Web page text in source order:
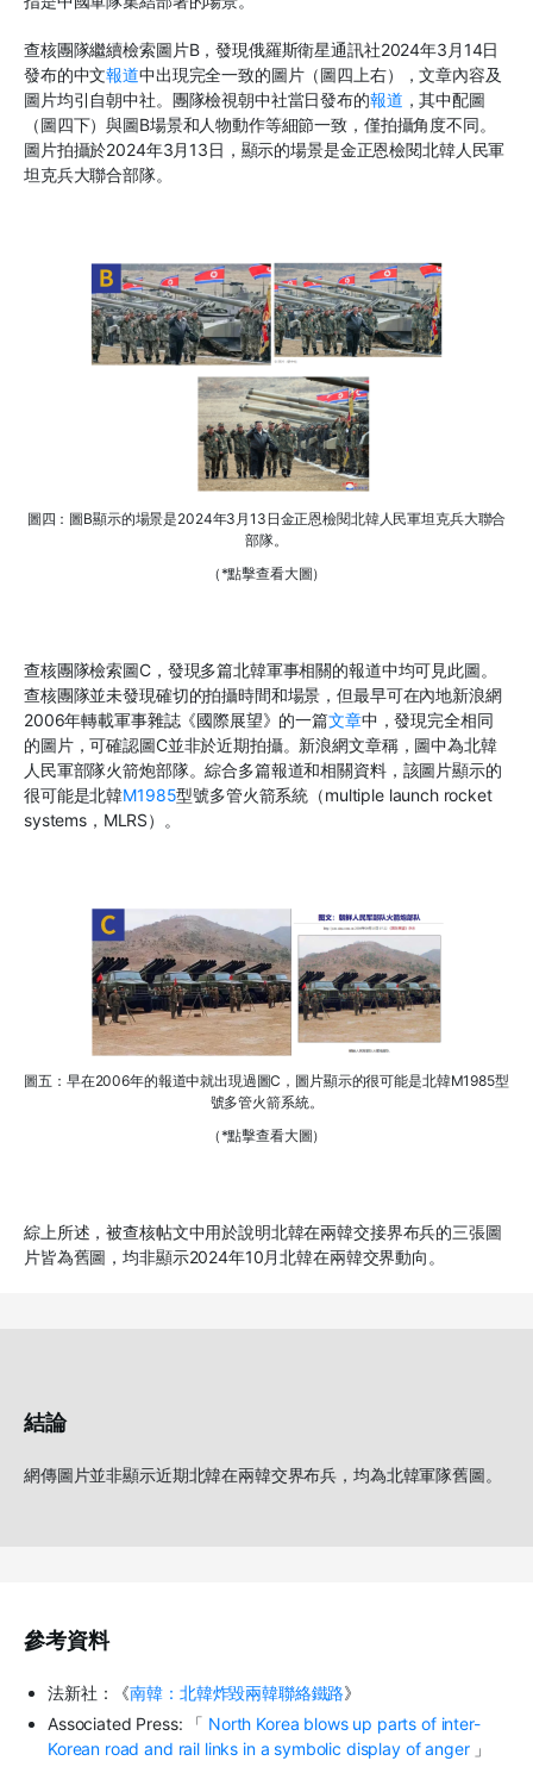
查核團隊繼續檢索圖片B，發現俄羅斯衛星通訊社2024年3月14日
發布的中文報道中出現完全一致的圖片（圖四上右），文章內容及
圖片均引自朝中社。團隊檢視朝中社當日發布的報道 ，其中配圖
（圖四下）與圖B場景和人物動作等細節一致，僅拍攝角度不同。
圖片拍攝於2024年3月13日，顯示的場景是金正恩檢閱北韓人民軍
坦克兵大聯合部隊。
圖四：圖B顯示的場景是2024年3月13日金正恩檢閱北韓人民軍坦克兵大聯合
部隊。
（*點擊查看大圖）
查核團隊檢索圖C，發現多篇北韓軍事相關的報道中均可見此圖。
查核團隊並未發現確切的拍攝時間和場景，但最早可在內地新浪網
2006年轉載軍事雜誌《國際展望》的一篇文章中，發現完全相同
的圖片，可確認圖C並非於近期拍攝。新浪網文章稱，圖中為北韓
人民軍部隊火箭炮部隊。綜合多篇報道和相關資料，該圖片顯示的
很可能是北韓M1985型號多管火箭系統（multiple launch rocket
systems，MLRS）。
圖五：早在2006年的報道中就出現過圖C，圖片顯示的很可能是北韓M1985型
號多管火箭系統。
（*點擊查看大圖）
綜上所述，被查核帖文中用於說明北韓在兩韓交接界布兵的三張圖
片皆為舊圖，均非顯示2024年10月北韓在兩韓交界動向。
結論
網傳圖片並非顯示近期北韓在兩韓交界布兵，均為北韓軍隊舊圖。
參考資料
法新社：《南韓：北韓炸毀兩韓聯絡鐵路》
Associated Press: 「 North Korea blows up parts of inter-
Korean road and rail links in a symbolic display of anger」